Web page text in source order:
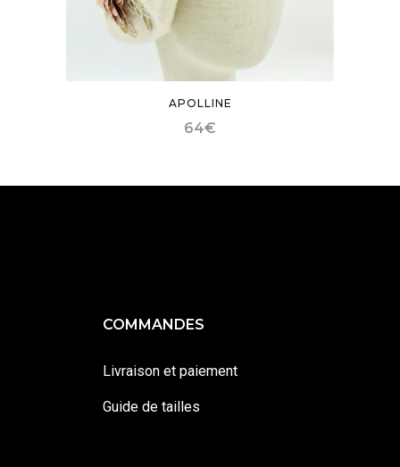
APOLLINE
64€
COMMANDES
Livraison et paiement
Guide de tailles